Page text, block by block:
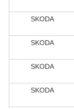
SKODA
SKODA
SKODA
SKODA